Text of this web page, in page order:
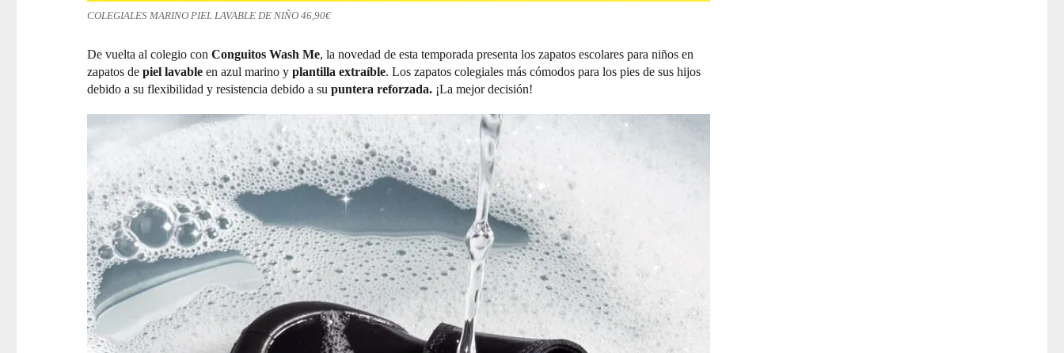
COLEGIALES MARINO PIEL LAVABLE DE NIÑO 46,90€
De vuelta al colegio conConguitos Wash Me, la novedad de esta temporada presenta los zapatos escolares para niños en
zapatos depiel lavable en azul marino yplantilla extraíble. Los zapatos colegiales más cómodos para los pies de sus hijos
debido a su flexibilidad y resistencia debido a su puntera reforzada. ¡La mejor decisión!